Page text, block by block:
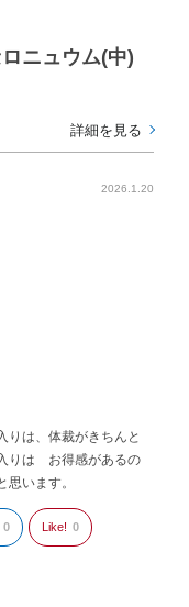
ニュウム(中)
詳細を見る
2026.1.20
は、体裁がきちんと
りは お得感があるの
います。
0 Like! 0